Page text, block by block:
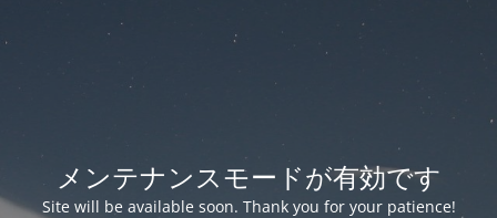
メンテナンスモードが有効です
Site will be available soon. Thank you for your patience!